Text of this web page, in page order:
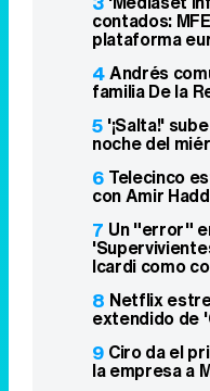
contados:
plataforma
4Andrés
familia De la
5 '¡Salta!'
noche del
6 Telecinco
con Amir
7 Un "error"
Icardi como
8 Netflix
extendido de
9 Ciro da el
la empresa a